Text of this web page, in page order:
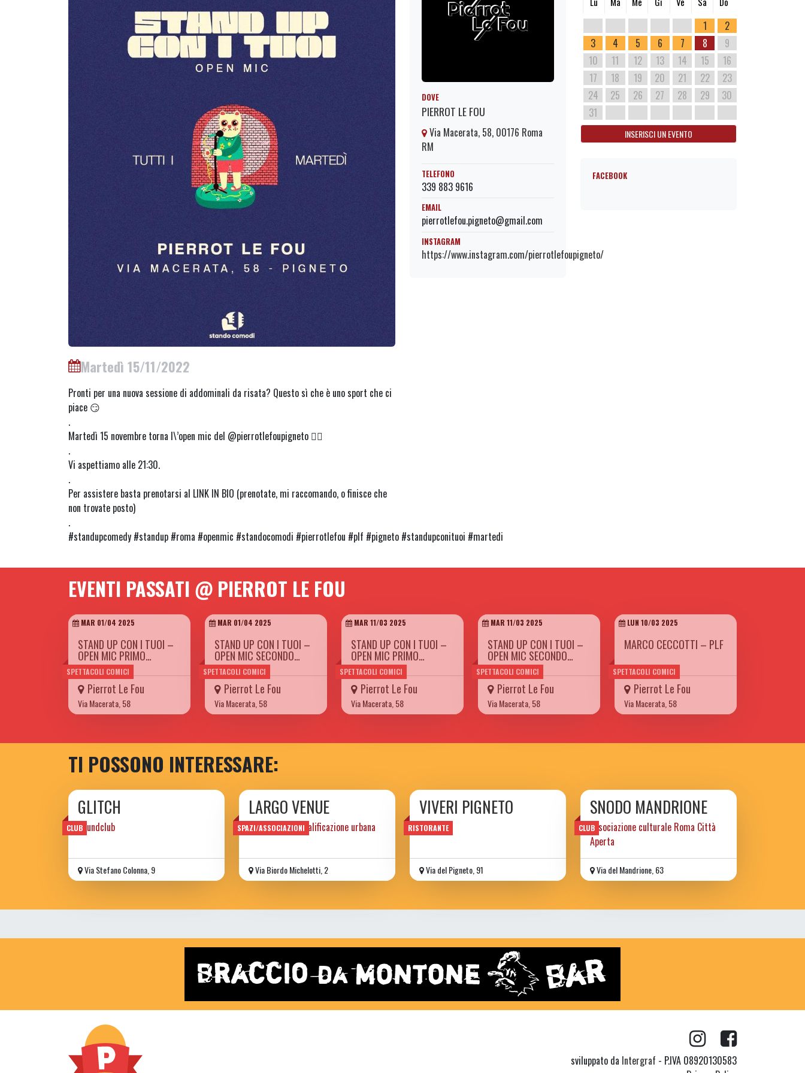
Martedì 15/11/2022
Pronti per una nuova sessione di addominali da risata? Questo sì che è uno sport che ci
piace 😏
.
Martedì 15 novembre torna l\’open mic del @pierrotlefoupigneto 👈🏻
.
Vi aspettiamo alle 21:30.
.
Per assistere basta prenotarsi al LINK IN BIO (prenotate, mi raccomando, o finisce che
non trovate posto)
.
#standupcomedy #standup #roma #openmic #standocomodi #pierrotlefou #plf #pigneto #standupconituoi #martedi
DOVE
PIERROT LE FOU
Via Macerata, 58, 00176 Roma
RM
TELEFONO
339 883 9616
EMAIL
pierrotlefou.pigneto@gmail.com
INSTAGRAM
https://www.instagram.com/pierrotlefoupigneto/
1
2
3
4 5 6 7 8
9
10
11 12 13 14 15
16
17
18 19 20 21 22
23
24
25 26 27 28 29
30
31
INSERISCI UN EVENTO
FACEBOOK
EVENTI PASSATI @ PIERROT LE FOU
SPETTACOLI COMICI
MAR 01/04 2025
STAND UP CON I TUOI –
OPEN MIC PRIMO…
Pierrot Le Fou
Via Macerata, 58
SPETTACOLI COMICI
MAR 01/04 2025
STAND UP CON I TUOI –
OPEN MIC SECONDO…
Pierrot Le Fou
Via Macerata, 58
SPETTACOLI COMICI
MAR 11/03 2025
STAND UP CON I TUOI –
OPEN MIC PRIMO…
Pierrot Le Fou
Via Macerata, 58
SPETTACOLI COMICI
MAR 11/03 2025
STAND UP CON I TUOI –
OPEN MIC SECONDO…
Pierrot Le Fou
Via Macerata, 58
SPETTACOLI COMICI
LUN 10/03 2025
MARCO CECCOTTI – PLF
Pierrot Le Fou
Via Macerata, 58
TI POSSONO INTERESSARE:
CLUB
GLITCH
Soundclub
Via Stefano Colonna, 9
SPAZI/ASSOCIAZIONI
LARGO VENUE
progetto di riqualificazione urbana
Via Biordo Michelotti, 2
RISTORANTE
VIVERI PIGNETO
Via del Pigneto, 91
CLUB
SNODO MANDRIONE
associazione culturale Roma Città
Aperta
Via del Mandrione, 63
sviluppato da Intergraf - P.IVA 08920130583